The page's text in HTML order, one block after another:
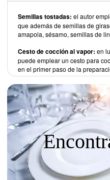
Semillas tostadas: el autor
que además de semillas de
amapola, sésamo, semillas de
Cesto de cocción al vapor: en
puede emplear un cesto para
en el primer paso de la